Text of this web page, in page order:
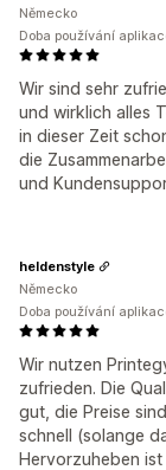
Wir sind sehr
und wirklich alles
in dieser Zeit
die
und
Německo
Doba používání
Wir nutzen
zufrieden. Die
gut, die Preise
schnell (solange
Hervorzuheben
heldenstyle
Německo
Doba používání